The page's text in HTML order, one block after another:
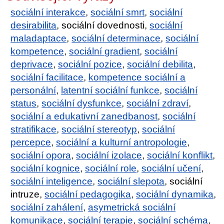
sociální interakce,sociální smrt,sociální
desirabilita, sociální dovednosti,sociální
maladaptace,sociální determinace,sociální
kompetence,sociální gradient,sociální
deprivace,sociální pozice,sociální debilita,
sociální facilitace, kompetence sociální a
personální, latentní sociální funkce,sociální
status,sociální dysfunkce,sociální zdraví,
sociální a edukativní zanedbanost,sociální
stratifikace,sociální stereotyp,sociální
percepce,sociální a kulturní antropologie,
sociální opora,sociální izolace,sociální konflikt,
sociální kognice,sociální role,sociální učení,
sociální inteligence,sociální slepota, sociální
intruze,sociální pedagogika,sociální dynamika,
sociální zahálení,asymetrická sociální
komunikace,sociální terapie,sociální schéma,